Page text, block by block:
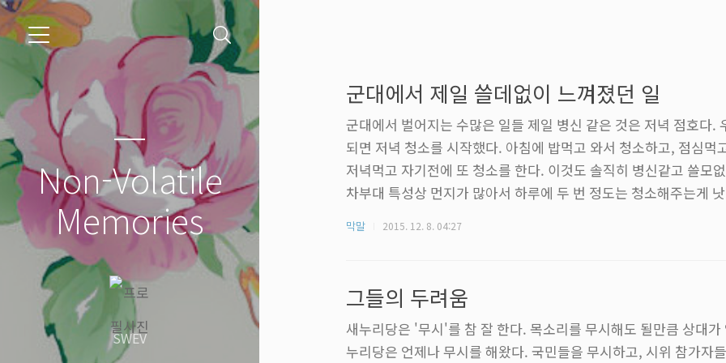
Non-Volatile
Memories
SWEV
군대에서 제일 쓸데없이 느껴졌던 일
군대에서 벌어지는 수많은 일들 제일 병신 같은 것은 저녁 점호다.
되면 저녁 청소를 시작했다. 아침에 밥먹고 와서 청소하고, 점심먹
저녁먹고 자기전에 또 청소를 한다. 이것도 솔직히 병신같고 쓸모
차부대 특성상 먼지가 많아서 하루에 두 번 정도는 청소해주는게
항상 시간이 빠듯하다. 9시 30분에 청소 마치고 저녁점호 시작하
의 기분이 별로라거나 인근 부대에서 대형사고가 터졌다거나 등
녁 점호는 분위기가 ..
막말 2015. 12. 8. 04:27
그들의 두려움
새누리당은 '무시'를 참 잘 한다. 목소리를 무시해도 될만큼 상대
누리당은 언제나 무시를 해왔다. 국민들을 무시하고, 시위 참가자